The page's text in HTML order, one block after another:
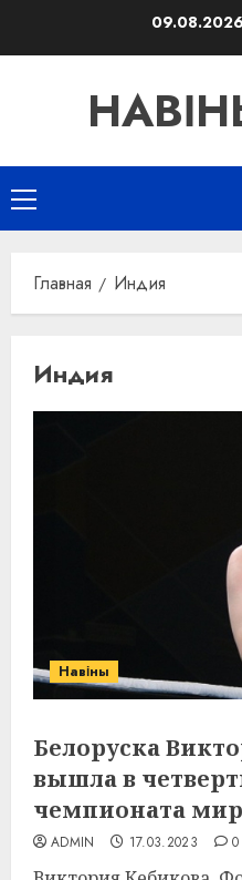
09.08.2026
Основное
меню
Главная Индия
Индия
Навіны
Белоруска
вышла в
чемпионата
ADMIN 17.03.2023 0